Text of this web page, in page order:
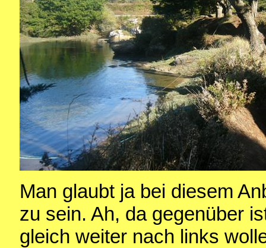
Man glaubt ja bei diesem
zu sein. Ah, da gegenüber
gleich weiter nach links